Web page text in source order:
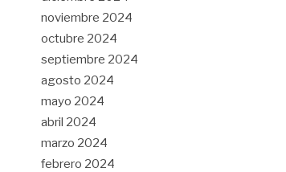
noviembre 2024
octubre 2024
septiembre 2024
agosto 2024
mayo 2024
abril 2024
marzo 2024
febrero 2024